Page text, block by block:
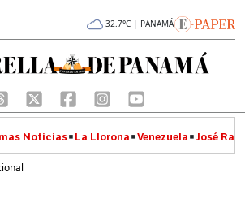
32.7°C | PANAMÁ
Noticias La Llorona Venezuela José